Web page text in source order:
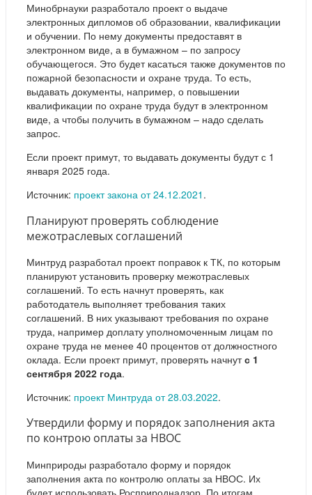
Минобрнауки разработало проект о выдаче
электронных дипломов об образовании, квалификации
и обучении. По нему документы предоставят в
электронном виде, а в бумажном – по запросу
обучающегося. Это будет касаться также документов по
пожарной безопасности и охране труда. То есть,
выдавать документы, например, о повышении
квалификации по охране труда будут в электронном
виде, а чтобы получить в бумажном – надо сделать
запрос.
Если проект примут, то выдавать документы будут с 1
января 2025 года.
Источник: проект закона от 24.12.2021 .
Планируют проверять соблюдение
межотраслевых соглашений
Минтруд разработал проект поправок к ТК, по которым
планируют установить проверку межотраслевых
соглашений. То есть начнут проверять, как
работодатель выполняет требования таких
соглашений. В них указывают требования по охране
труда, например доплату уполномоченным лицам по
охране труда не менее 40 процентов от должностного
оклада. Если проект примут, проверять начнутс 1
сентября 2022 года.
Источник: проект Минтруда от 28.03.2022.
Утвердили форму и порядок заполнения акта
по контрою оплаты за НВОС
Минприроды разработало форму и порядок
заполнения акта по контролю оплаты за НВОС. Их
будет использовать Росприроднадзор. По итогам